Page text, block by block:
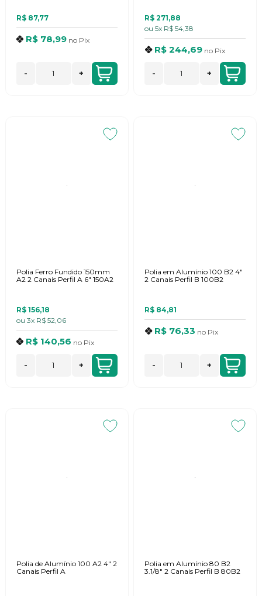
R$ 87,77
R$ 78,99 no Pix
- +
R$ 271,88
ou 5x R$ 54,38
R$ 244,69 no Pix
- +
Polia Ferro Fundido 150mm
A2 2 Canais Perfil A 6" 150A2
R$ 156,18
ou 3x R$ 52,06
R$ 140,56 no Pix
- +
Polia em Alumínio 100 B2 4"
2 Canais Perfil B 100B2
R$ 84,81
R$ 76,33 no Pix
- +
Polia de Alumínio 100 A2 4" 2
Canais Perfil A
Polia em Alumínio 80 B2
3.1/8" 2 Canais Perfil B 80B2